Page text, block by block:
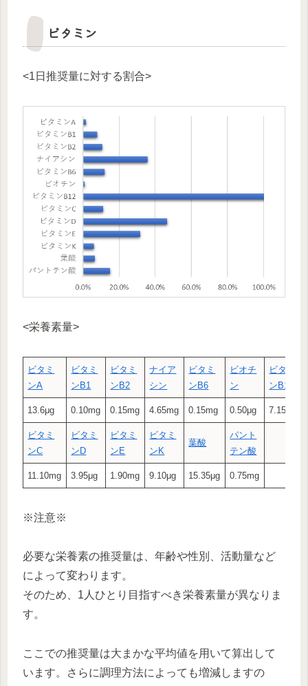
ビタミン
<1日推奨量に対する割合>
<栄養素量>
ビタミ
ンA
ビタミ
ンB1
ビタミ
ンB2
ナイア
シン
ビタミ
ンB6
ビオチ
ン
ビタミ
ンB12
13.6μg 0.10mg 0.15mg 4.65mg 0.15mg 0.50μg 7.15μg
ビタミ
ンC
ビタミ
ンD
ビタミ
ンE
ビタミ
ンK
葉酸
パント
テン酸
11.10mg 3.95μg 1.90mg 9.10μg 15.35μg 0.75mg
※注意※
必要な栄養素の推奨量は、年齢や性別、活動量など
によって変わります。
そのため、1人ひとり目指すべき栄養素量が異なりま
す。
ここでの推奨量は大まかな平均値を用いて算出して
います。さらに調理方法によっても増減しますの